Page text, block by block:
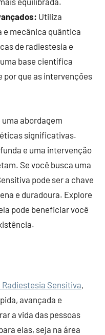
Utiliza
e mecânica quântica
de radiestesia e
base científica
por que as intervenções
abordagem
significativas.
e uma intervenção
Se você busca uma
pode ser a chave
e duradoura. Explore
pode beneficiar você
Sensitiva,
avançada e
a vida das pessoas
elas, seja na área